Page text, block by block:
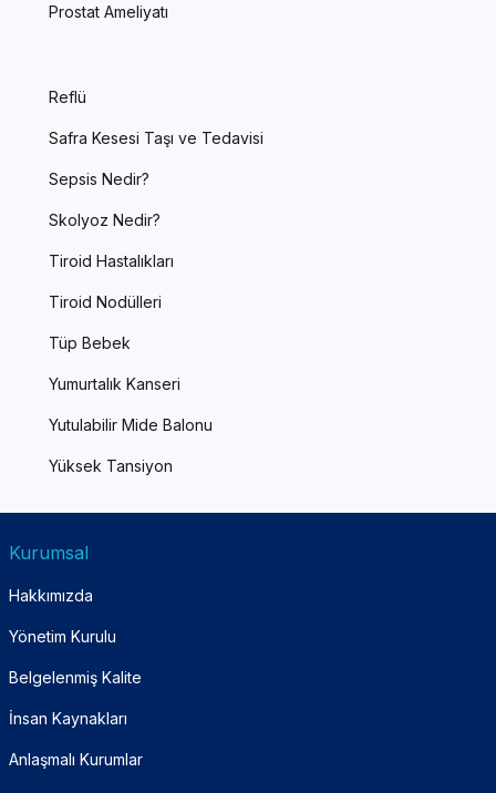
Prostat Ameliyatı
Reflü
Safra Kesesi Taşı ve Tedavisi
Sepsis Nedir?
Skolyoz Nedir?
Tiroid Hastalıkları
Tiroid Nodülleri
Tüp Bebek
Yumurtalık Kanseri
Yutulabilir Mide Balonu
Yüksek Tansiyon
Kurumsal
Hakkımızda
Yönetim Kurulu
Belgelenmiş Kalite
İnsan Kaynakları
Anlaşmalı Kurumlar